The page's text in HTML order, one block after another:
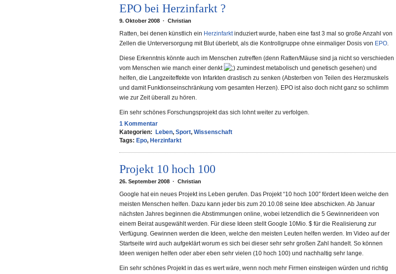
EPO bei Herzinfarkt ?
9. Oktober 2008 · Christian
Ratten, bei denen künstlich ein Herzinfarktinduziert wurde, haben eine fast 3 mal so große Anzahl von
Zellen die Unterversorgung mit Blut überlebt, als die Kontrollgruppe ohne einmaliger Dosis von EPO.
Diese Erkenntnis könnte auch im Menschen zutreffen (denn Ratten/Mäuse sind ja nicht so verschieden
vom Menschen wie manch einer denkt
zumindest metabolisch und genetisch gesehen) und
helfen, die Langzeiteffekte von Infarkten drastisch zu senken (Absterben von Teilen des Herzmuskels
und damit Funktionseinschränkung vom gesamten Herzen). EPO ist also doch nicht ganz so schlimm
wie zur Zeit überall zu hören.
Ein sehr schönes Forschungsprojekt das sich lohnt weiter zu verfolgen.
1 Kommentar
Kategorien:
Leben, Sport, Wissenschaft
Tags: Epo, Herzinfarkt
Projekt 10 hoch 100
26. September 2008 · Christian
Google hat ein neues Projekt ins Leben gerufen. Das Projekt “10 hoch 100″ fördert Ideen welche den
meisten Menschen helfen. Dazu kann jeder bis zum 20.10.08 seine Idee abschicken. Ab Januar
nächsten Jahres beginnen die Abstimmungen online, wobei letzendlich die 5 Gewinnerideen von
einem Beirat ausgewählt werden. Für diese Ideen stellt Google 10Mio. $ für die Realisierung zur
Verfügung. Gewinnen werden die Ideen, welche den meisten Leuten helfen werden. Im Video auf der
Startseite wird auch aufgeklärt worum es sich bei dieser sehr sehr großen Zahl handelt. So können
Ideen wenigen helfen oder aber eben sehr vielen (10 hoch 100) und nachhaltig sehr lange.
Ein sehr schönes Projekt in das es wert wäre, wenn noch mehr Firmen einsteigen würden und richtig